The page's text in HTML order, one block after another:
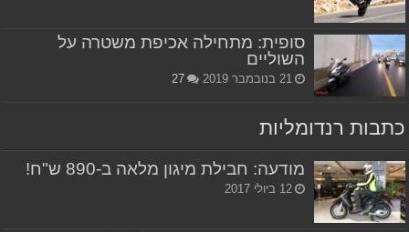
סופית: מתחילה אכיפת משטרה על
השוליים
21 בנובמבר 2019 27
כתבות רנדומליות
מודעה: חבילת מיגון מלאה ב-890 ש"ח!
12 ביולי 2017